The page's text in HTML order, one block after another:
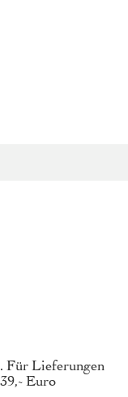
Für Lieferungen
Euro